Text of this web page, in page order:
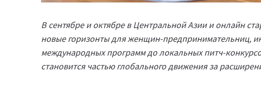
В сентябре и октябре в Центральной Азии и онлайн
новые горизонты для женщин-предпринимательниц,
международных программ до локальных питч-
становится частью глобального движения за